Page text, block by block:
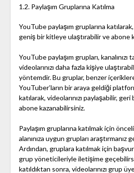
1.2. Paylaşım Gruplarına Katılma
YouTube paylaşım gruplarına katılarak,
geniş bir kitleye ulaştırabilir ve abone
YouTube paylaşım grupları, kanalınızı
videolarınızı daha fazla kişiye
yöntemdir. Bu gruplar, benzer
YouTuber’ların bir araya geldiği
katılarak, videolarınızı paylaşabilir,
abone kazanabilirsiniz.
Paylaşım gruplarına katılmak için
alanınıza uygun grupları araştırmanız
Ardından, gruplara katılmak için
grup yöneticileriyle iletişime
katıldıktan sonra, videolarınızı grup